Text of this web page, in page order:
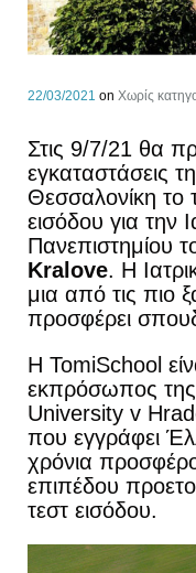
22/03/2021 on Χωρίς
Στις 9/7/21 θα
εγκαταστάσεις
Θεσσαλονίκη το
εισόδου για την
Πανεπιστημίου
Kralove. Η
μια από τις πιο
προσφέρει
Η TomiSchool
εκπρόσωπος της
University v
που εγγράφει
χρόνια
επιπέδου
τεστ εισόδου.